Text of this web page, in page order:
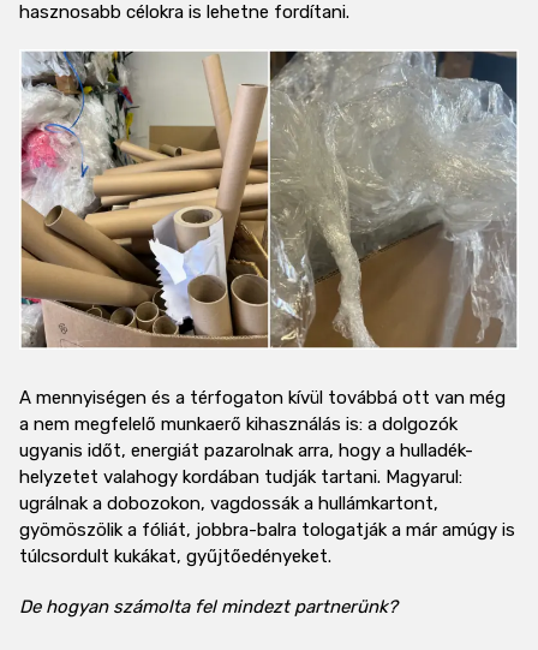
hasznosabb célokra is lehetne fordítani.
A mennyiségen és a térfogaton kívül továbbá ott van még
a nem megfelelő munkaerő kihasználás is: a dolgozók
ugyanis időt, energiát pazarolnak arra, hogy a hulladék-
helyzetet valahogy kordában tudják tartani. Magyarul:
ugrálnak a dobozokon, vagdossák a hullámkartont,
gyömöszölik a fóliát, jobbra-balra tologatják a már amúgy is
túlcsordult kukákat, gyűjtőedényeket.
De hogyan számolta fel mindezt partnerünk?